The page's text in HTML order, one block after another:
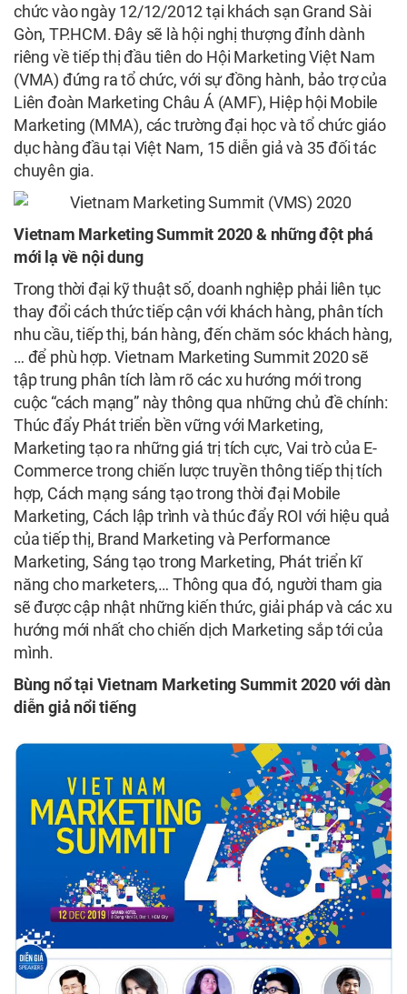
chức vào ngày 12/12/2012 tại khách sạn Grand Sài
Gòn, TP.HCM. Đây sẽ là hội nghị thượng đỉnh dành
riêng về tiếp thị đầu tiên do Hội Marketing Việt Nam
(VMA) đứng ra tổ chức, với sự đồng hành, bảo trợ của
Liên đoàn Marketing Châu Á (AMF), Hiệp hội Mobile
Marketing (MMA), các trường đại học và tổ chức giáo
dục hàng đầu tại Việt Nam, 15 diễn giả và 35 đối tác
chuyên gia.
Vietnam Marketing Summit 2020 & những đột phá
mới lạ về nội dung
Trong thời đại kỹ thuật số, doanh nghiệp phải liên tục
thay đổi cách thức tiếp cận với khách hàng, phân tích
nhu cầu, tiếp thị, bán hàng, đến chăm sóc khách hàng,
… để phù hợp. Vietnam Marketing Summit 2020 sẽ
tập trung phân tích làm rõ các xu hướng mới trong
cuộc “cách mạng” này thông qua những chủ đề chính:
Thúc đẩy Phát triển bền vững với Marketing,
Marketing tạo ra những giá trị tích cực, Vai trò của E-
Commerce trong chiến lược truyền thông tiếp thị tích
hợp, Cách mạng sáng tạo trong thời đại Mobile
Marketing, Cách lập trình và thúc đẩy ROI với hiệu quả
của tiếp thị, Brand Marketing và Performance
Marketing, Sáng tạo trong Marketing, Phát triển kĩ
năng cho marketers,… Thông qua đó, người tham gia
sẽ được cập nhật những kiến thức, giải pháp và các xu
hướng mới nhất cho chiến dịch Marketing sắp tới của
mình.
Bùng nổ tại Vietnam Marketing Summit 2020 với dàn
diễn giả nổi tiếng